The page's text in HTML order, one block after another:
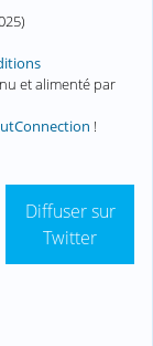
)
et alimenté par
!
Diffuser sur
Twitter